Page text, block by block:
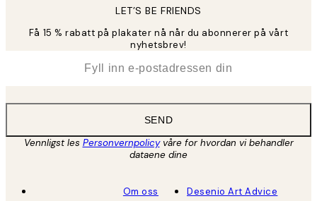
LET’S BE FRIENDS
Få 15 % rabatt på plakater nå når du abonnerer på vårt
nyhetsbrev!
SEND
Vennligst les Personvernpolicyvåre for hvordan vi behandler
dataene dine
Om oss
Desenio Art Advice